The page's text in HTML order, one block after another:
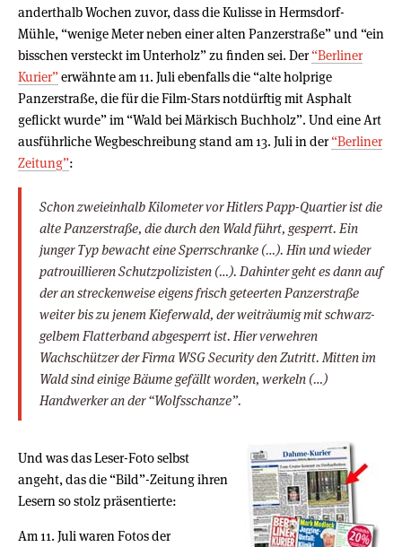
anderthalb Wochen zuvor, dass die Kulisse in Hermsdorf-
Mühle, “wenige Meter neben einer alten Panzerstraße” und “ein
bisschen versteckt im Unterholz” zu finden sei. Der“Berliner
Kurier”erwähnte am 11. Juli ebenfalls die “alte holprige
Panzerstraße, die für die Film-Stars notdürftig mit Asphalt
geflickt wurde” im “Wald bei Märkisch Buchholz”. Und eine Art
ausführliche Wegbeschreibung stand am 13. Juli in der“Berliner
Zeitung”:
Schon zweieinhalb Kilometer vor Hitlers Papp-Quartier ist die
alte Panzerstraße, die durch den Wald führt, gesperrt. Ein
junger Typ bewacht eine Sperrschranke (…). Hin und wieder
patrouillieren Schutzpolizisten (…). Dahinter geht es dann auf
der an streckenweise eigens frisch geteerten Panzerstraße
weiter bis zu jenem Kieferwald, der weiträumig mit schwarz-
gelbem Flatterband abgesperrt ist. Hier verwehren
Wachschützer der Firma WSG Security den Zutritt. Mitten im
Wald sind einige Bäume gefällt worden, werkeln (…)
Handwerker an der “Wolfsschanze”.
Und was das Leser-Foto selbst
angeht, das die “Bild”-Zeitung ihren
Lesern so stolz präsentierte:
Am 11. Juli waren Fotos der